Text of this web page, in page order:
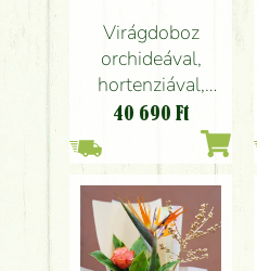
Virágdoboz
orchideával,
hortenziával,
tűpárna proteával
40 690 Ft